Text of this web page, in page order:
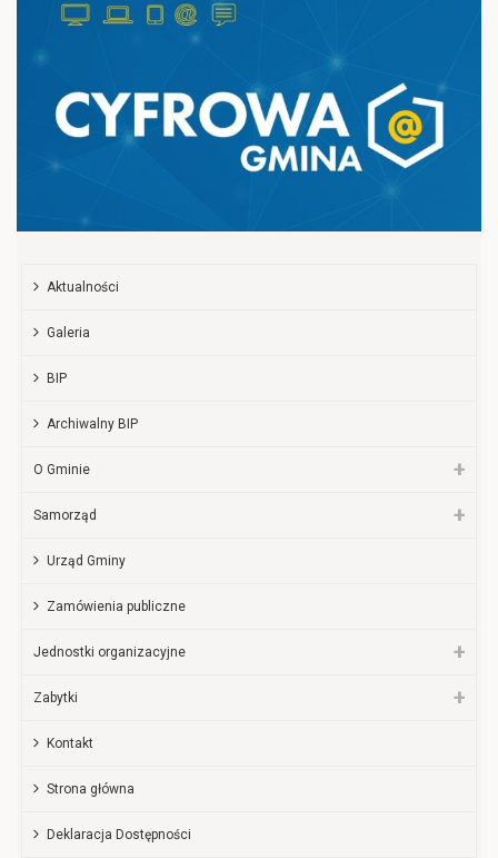
Aktualności
Galeria
BIP
Archiwalny BIP
O Gminie
Samorząd
Urząd Gminy
Zamówienia publiczne
Jednostki organizacyjne
Zabytki
Kontakt
Strona główna
Deklaracja Dostępności